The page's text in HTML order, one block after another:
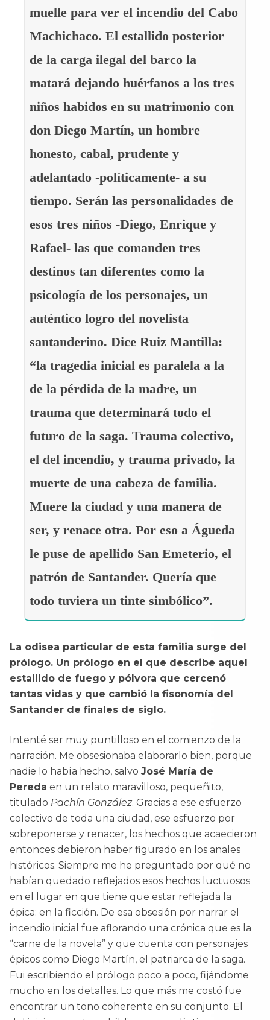
muelle para ver el incendio del Cabo
Machichaco. El estallido posterior
de la carga ilegal del barco la
matará dejando huérfanos a los tres
niños habidos en su matrimonio con
don Diego Martín, un hombre
honesto, cabal, prudente y
adelantado -políticamente- a su
tiempo. Serán las personalidades de
esos tres niños -Diego, Enrique y
Rafael- las que comanden tres
destinos tan diferentes como la
psicología de los personajes, un
auténtico logro del novelista
santanderino. Dice Ruiz Mantilla:
“la tragedia inicial es paralela a la
de la pérdida de la madre, un
trauma que determinará todo el
futuro de la saga. Trauma colectivo,
el del incendio, y trauma privado, la
muerte de una cabeza de familia.
Muere la ciudad y una manera de
ser, y renace otra. Por eso a Águeda
le puse de apellido San Emeterio, el
patrón de Santander. Quería que
todo tuviera un tinte simbólico”.
La odisea particular de esta familia surge del
prólogo. Un prólogo en el que describe aquel
estallido de fuego y pólvora que cercenó
tantas vidas y que cambió la fisonomía del
Santander de finales de siglo.
Intenté ser muy puntilloso en el comienzo de la
narración. Me obsesionaba elaborarlo bien, porque
nadie lo había hecho, salvo José María de
Pereda en un relato maravilloso, pequeñito,
titulado Pachín González. Gracias a ese esfuerzo
colectivo de toda una ciudad, ese esfuerzo por
sobreponerse y renacer, los hechos que acaecieron
entonces debieron haber figurado en los anales
históricos. Siempre me he preguntado por qué no
habían quedado reflejados esos hechos luctuosos
en el lugar en que tiene que estar reflejada la
épica: en la ficción. De esa obsesión por narrar el
incendio inicial fue aflorando una crónica que es la
“carne de la novela” y que cuenta con personajes
épicos como Diego Martín, el patriarca de la saga.
Fui escribiendo el prólogo poco a poco, fijándome
mucho en los detalles. Lo que más me costó fue
encontrar un tono coherente en su conjunto. El